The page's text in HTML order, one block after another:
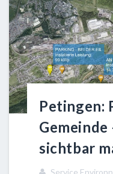
Petingen:
Gemeinde
sichtbar
Service